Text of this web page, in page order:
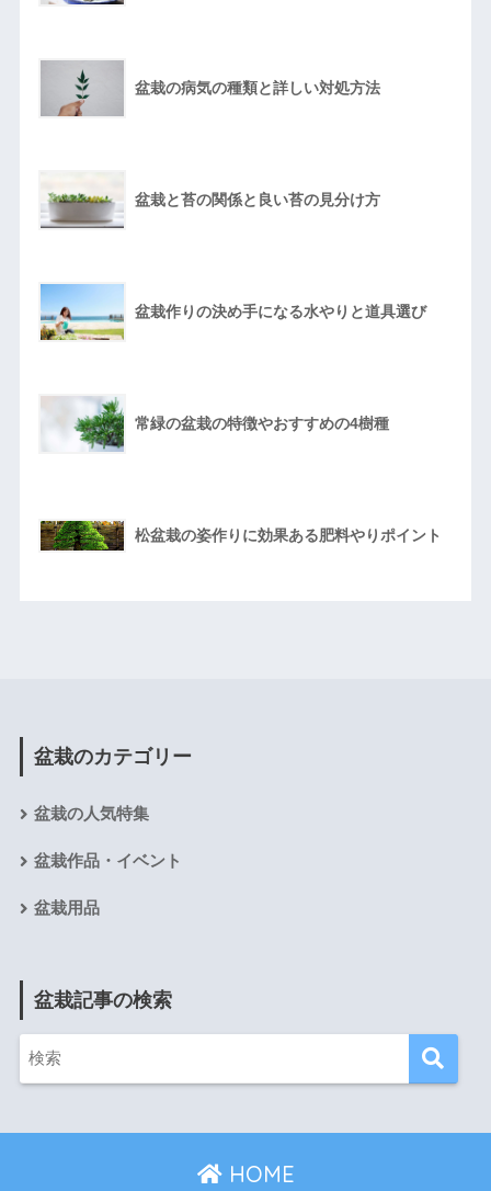
盆栽の病気の種類と詳しい対処方法
盆栽と苔の関係と良い苔の見分け方
盆栽作りの決め手になる水やりと道具選び
常緑の盆栽の特徴やおすすめの4樹種
松盆栽の姿作りに効果ある肥料やりポイント
盆栽のカテゴリー
盆栽の人気特集
盆栽作品・イベント
盆栽用品
盆栽記事の検索
HOME